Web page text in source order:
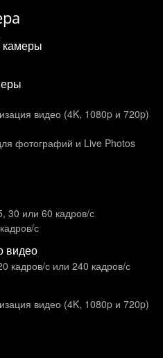
камеры
видео (4K, 1080p и 720p)
фотографий и Live Photos
30 или 60 кадров/ с
с
видео
кадров/ с или 240 кадров/ с
видео (4K, 1080p и 720p)